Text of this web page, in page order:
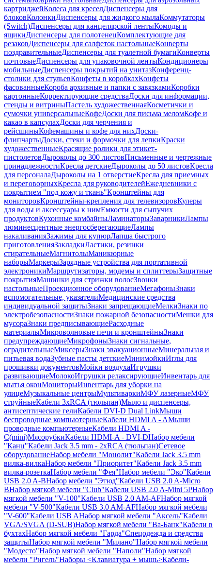
картриджейКолеса для креселДиспенсеры для
блоковКолонкиДиспенсеры для жидкого мылаКоммутаторы
(Switch)Диспенсеры для канцелярской лентыКомоды и
ящикиДиспенсеры для полотенецКомплектующие для
резаковДиспенсеры для салфеток настольныеКонверты
поздравительныеДиспенсеры для туалетной бумагиКонверты
почтовыеДиспенсеры для упаковочной лентыКондиционеры
мобильныеДиспенсеры покрытий на унитазКонференц-
столики для стульевКонфеты в коробкахКонфеты
фасованныеКороба архивные и папки с завязкамиКоробки
картонныеКорректирующие средстваДоски для информации,
стенды и витриныПастель художественнаяКосметички и
сумочки универсальныеКофеДоски для письма меломКофе и
какао в капсулахДоски для черчения и
рейсшиныКофемашины и кофе для нихДоски-
флипчартыДоски, стеки и формочки для лепкиКраски
художественныеКрасящие ролики для этикет-
пистолетовДыроколы до 300 листовПисьменные и чертежные
принадлежностиКресла детскиеДыроколы до 50 листовКресла
для персоналаДыроколы на 1 отверстиеКресла для приемных
и переговорныхКресла для руководителейЕжедневники с
покрытием "под кожу и ткань"Кронштейны для
мониторовКронштейны-крепления для телевизоровКулеры
для воды и аксессуары к нимЕмкости для сыпучих
продуктовКухонные комбайныЛаминаторыЗаварникиЛампы
люминесцентные энергосберегающиеЛампы
накаливанияЗажимы для купюрЛапша быстрого
приготовленияЗакладкиЛастики, резинки
стирательныеМагнитолыМаникюрные
наборыМаркерыЗарядные устройства для портативной
электроникиМаршрутизаторы, модемы и сплиттерыЗащитные
покрытияМашинки для стрижки волосЗвонки
настольныеПроекционное оборудованиеМегафоныЗнаки
вспомогательные, указателиМедицинские средства
индивидуальной защитыЗнаки запрещающиеМелкиЗнаки по
электробезопасностиЗнаки пожарной безопасностиМешки для
мусораЗнаки предписывающиеРасходные
материалыМикроволновые печи и кронштейныЗнаки
предупреждающиеМикрофоныЗнаки сигнальные,
оградительныеМиксерыЗнаки эвакуационныеМинеральная и
питьевая водаЗубные пасты детскиеМинимойкиИглы для
прошивки документовМойки воздухаИгрушки
развивающиеМолокоИгрушки релаксирующиеИнвентарь для
мытья оконМониторыИнвентарь для уборки на
улицеМузыкальные центрыМультиваркиМФУ лазерныеМФУ
струйныеКабели 3xRCA (тюльпан)Мыло и диспенсеры,
антисептические гелиКабели DVI-D Dual LinkМыши
беспроводные компьютерныеКабели HDMI A - AМыши
проводные компьютерныеКабели HDMI A -
C(mini)МясорубкиКабели HDMI-A - DVI-DНабор мебели
"Канц"Кабели Jack 3.5 mm - 2xRCA (тюльпан)Сетевое
оборудованиеНабор мебели "Монолит"Кабели Jack 3.5 mm
вилка-вилкаНабор мебели "Приоритет"Кабели Jack 3.5 mm
вилка-розеткаНабор мебели "Фея"Набор мебели "Эко"Кабели
USB 2.0 A-BНабор мебели "Этюд"Кабели USB 2.0 A-Micro
BНабор мягкой мебели "Club"Кабели USB 2.0 A-Mini 5PНабор
мягкой мебели "V-100"Кабели USB 2.0 AM-AFНабор мягкой
мебели "V-500"Кабели USB 3.0 AM-AFНабор мягкой мебели
"V-600"Кабели USB AНабор мягкой мебели "Аксель"Кабели
VGA/SVGA (D-SUB)Набор мягкой мебели "Ва-Банк"Кабели в
бухтахНабор мягкой мебели "Гарда"Спецодежда и средства
защитыНабор мягкой мебели "Милано"Набор мягкой мебели
"Модесто"Набор мягкой мебели "Наполи"Набор мягкой
мебели "Ригель"Наборы <Клавиатура + мышь>Кабели-